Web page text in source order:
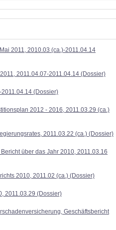
2011, 2010.03 (ca.)-2011.04.14
2011.04.07-2011.04.14 (Dossier)
(Dossier)
2012 - 2016, 2011.03.29 (ca.)
2011.03.22 (ca.) (Dossier)
über das Jahr 2010, 2011.03.16
2010, 2011.02 (ca.) (Dossier)
2011.03.29 (Dossier)
Geschäftsbericht